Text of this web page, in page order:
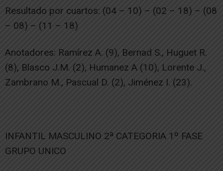
Resultado por cuartos: (04 – 10) – (02 – 18) – (08
– 08) – (11 – 18)
Anotadores: Ramírez A. (9), Bernad S., Huguet R.
(8), Blasco J.M. (2), Humanez A (10), Lorente J.,
Zambrano M., Pascual D. (2), Jiménez I. (23).
INFANTIL MASCULINO 2ª CATEGORIA 1º FASE
GRUPO UNICO